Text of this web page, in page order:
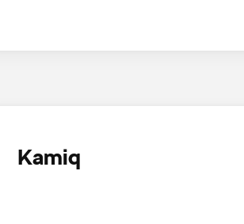
Kamiq